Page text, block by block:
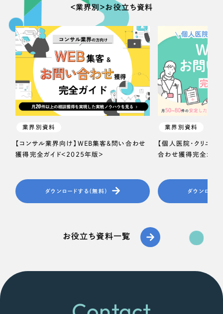
＜業界別＞お役立ち資料
業界別資料
【コンサル業界向け】WEB集客＆問い合わせ
獲得完全ガイド＜2025年版＞
ダウンロードする（無料）
業界別資料
【個人医院・クリニッ
合わせ獲得完全ガイ
ダウンロード
お役立ち資料一覧